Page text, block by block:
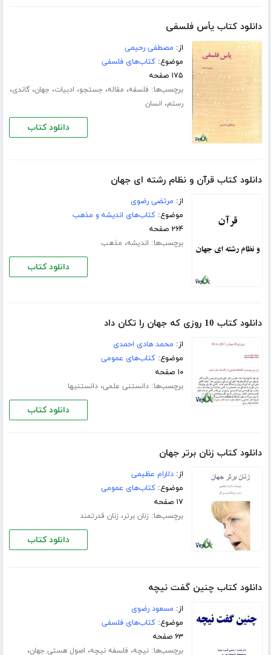
دانلود کتاب یأس فلسفی
از: مصطفی رحیمی
موضوع:کتاب‌های فلسفی
۱۷۵ صفحه
برچسب‌ها: فلسفه، مقاله، جستجو، ادبیات، جهان،گاندی،
رستم، انسان
دانلود کتاب
دانلود کتاب قرآن و نظام رشته ای جهان
از: مرتضی رضوی
موضوع:کتاب‌های اندیشه و مذهب
۲۶۴ صفحه
برچسب‌ها: اندیشه، مذهب
دانلود کتاب
دانلود کتاب 10 روزی که جهان را تکان داد
از: محمد هادی احمدی
موضوع:کتاب‌های عمومی
۱۰ صفحه
برچسب‌ها:دانستنی علمی،دانستنیها
دانلود کتاب
دانلود کتاب زنان برتر جهان
از:دلارام عظیمی
موضوع:کتاب‌های عمومی
۱۷ صفحه
برچسب‌ها: زنان برتر، زنان قدرتمند
دانلود کتاب
دانلود کتاب چنین گفت نیچه
از: مسعود رضوی
موضوع:کتاب‌های فلسفی
۶۳ صفحه
برچسب‌ها:نیچه، فلسفه نیچه، اصول هستى جهان،